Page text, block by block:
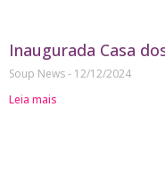
Inaugurada Casa
Soup News
12/12/2024
Leia mais